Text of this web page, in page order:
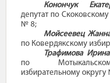
Конончук
депутат по
№ 8;
Мойсеевец
по Ковердякскому
Трафимова
по
избирательному